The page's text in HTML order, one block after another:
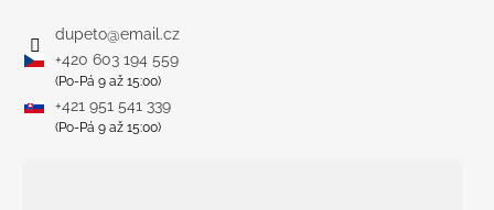
dupeto@email.cz
+420 603 194 559
(Po-Pá 9 až 15:00)
+421 951 541 339
(Po-Pá 9 až 15:00)